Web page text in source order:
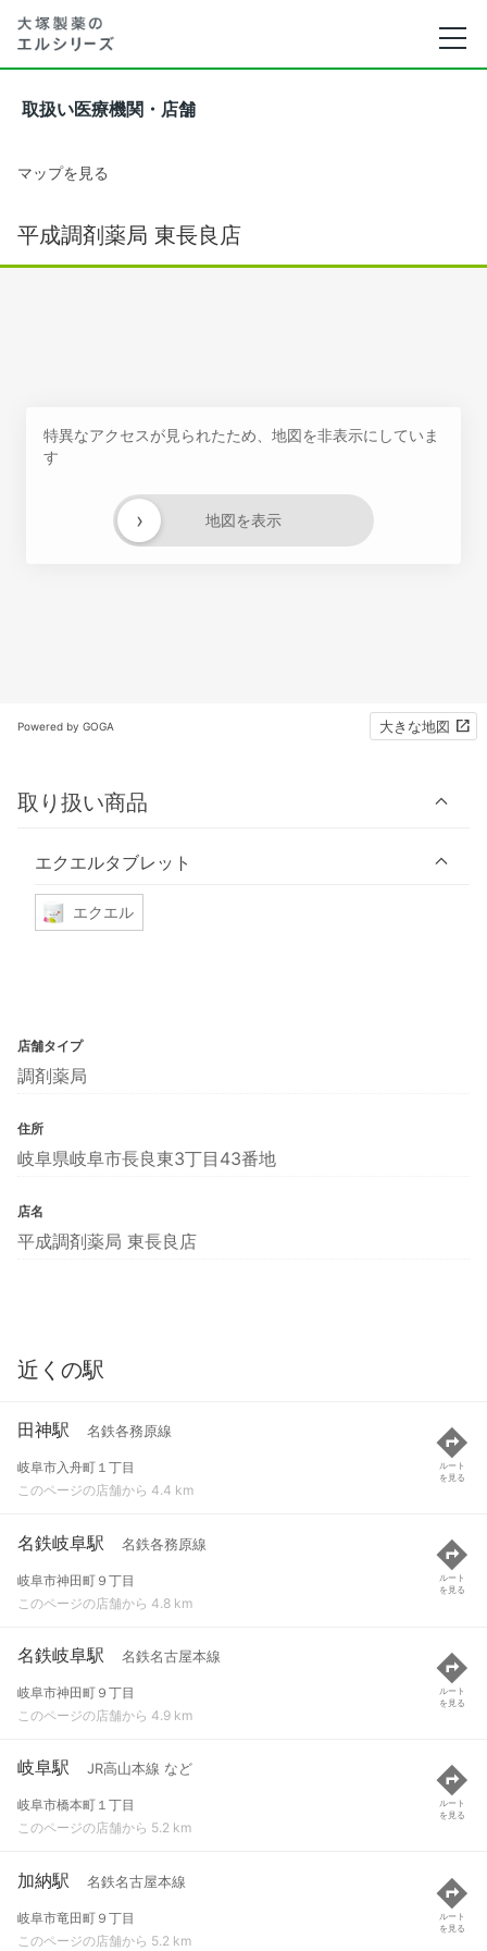
取扱い医療機関・店舗
マップを見る
平成調剤薬局 東長良店
特異なアクセスが見られたため、地図を非表示にしていま
す
地図を表示
›
Powered by GOGA 大きな地図
取り扱い商品
エクエルタブレット
エクエル
店舗タイプ
調剤薬局
住所
岐阜県岐阜市長良東3丁目43番地
店名
平成調剤薬局 東長良店
近くの駅
田神駅 名鉄各務原線
岐阜市入舟町１丁目
このページの店舗から 4.4 km
ルート
を見る
名鉄岐阜駅 名鉄各務原線
岐阜市神田町９丁目
このページの店舗から 4.8 km
ルート
を見る
名鉄岐阜駅 名鉄名古屋本線
岐阜市神田町９丁目
このページの店舗から 4.9 km
ルート
を見る
岐阜駅 JR高山本線 など
岐阜市橋本町１丁目
このページの店舗から 5.2 km
ルート
を見る
加納駅 名鉄名古屋本線
岐阜市竜田町９丁目
このページの店舗から 5.2 km
ルート
を見る